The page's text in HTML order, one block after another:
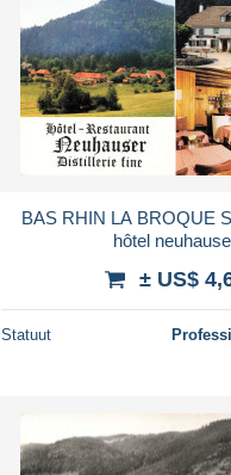
BAS RHIN LA BROQUE
hôtel
± US$
Statuut